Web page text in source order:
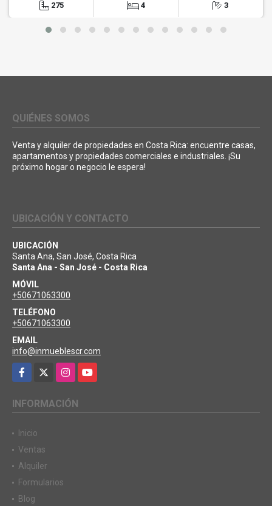
275 4 3
QUIÉNES SOMOS
Venta y alquiler de propiedades en Costa Rica: encuentre casas,
apartamentos y propiedades comerciales e industriales. ¡Su
próximo hogar o negocio le espera!
UBICACIÓN Y CONTACTO
UBICACIÓN
Santa Ana, San José, Costa Rica
Santa Ana - San José - Costa Rica
MÓVIL
+50671063300
TELÉFONO
+50671063300
EMAIL
info@inmueblescr.com
Facebook
InstagramYouTube
INFORMACIÓN
Inicio
Ventas
Alquiler
Formularios
Blog